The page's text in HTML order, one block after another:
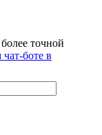
точной
боте в